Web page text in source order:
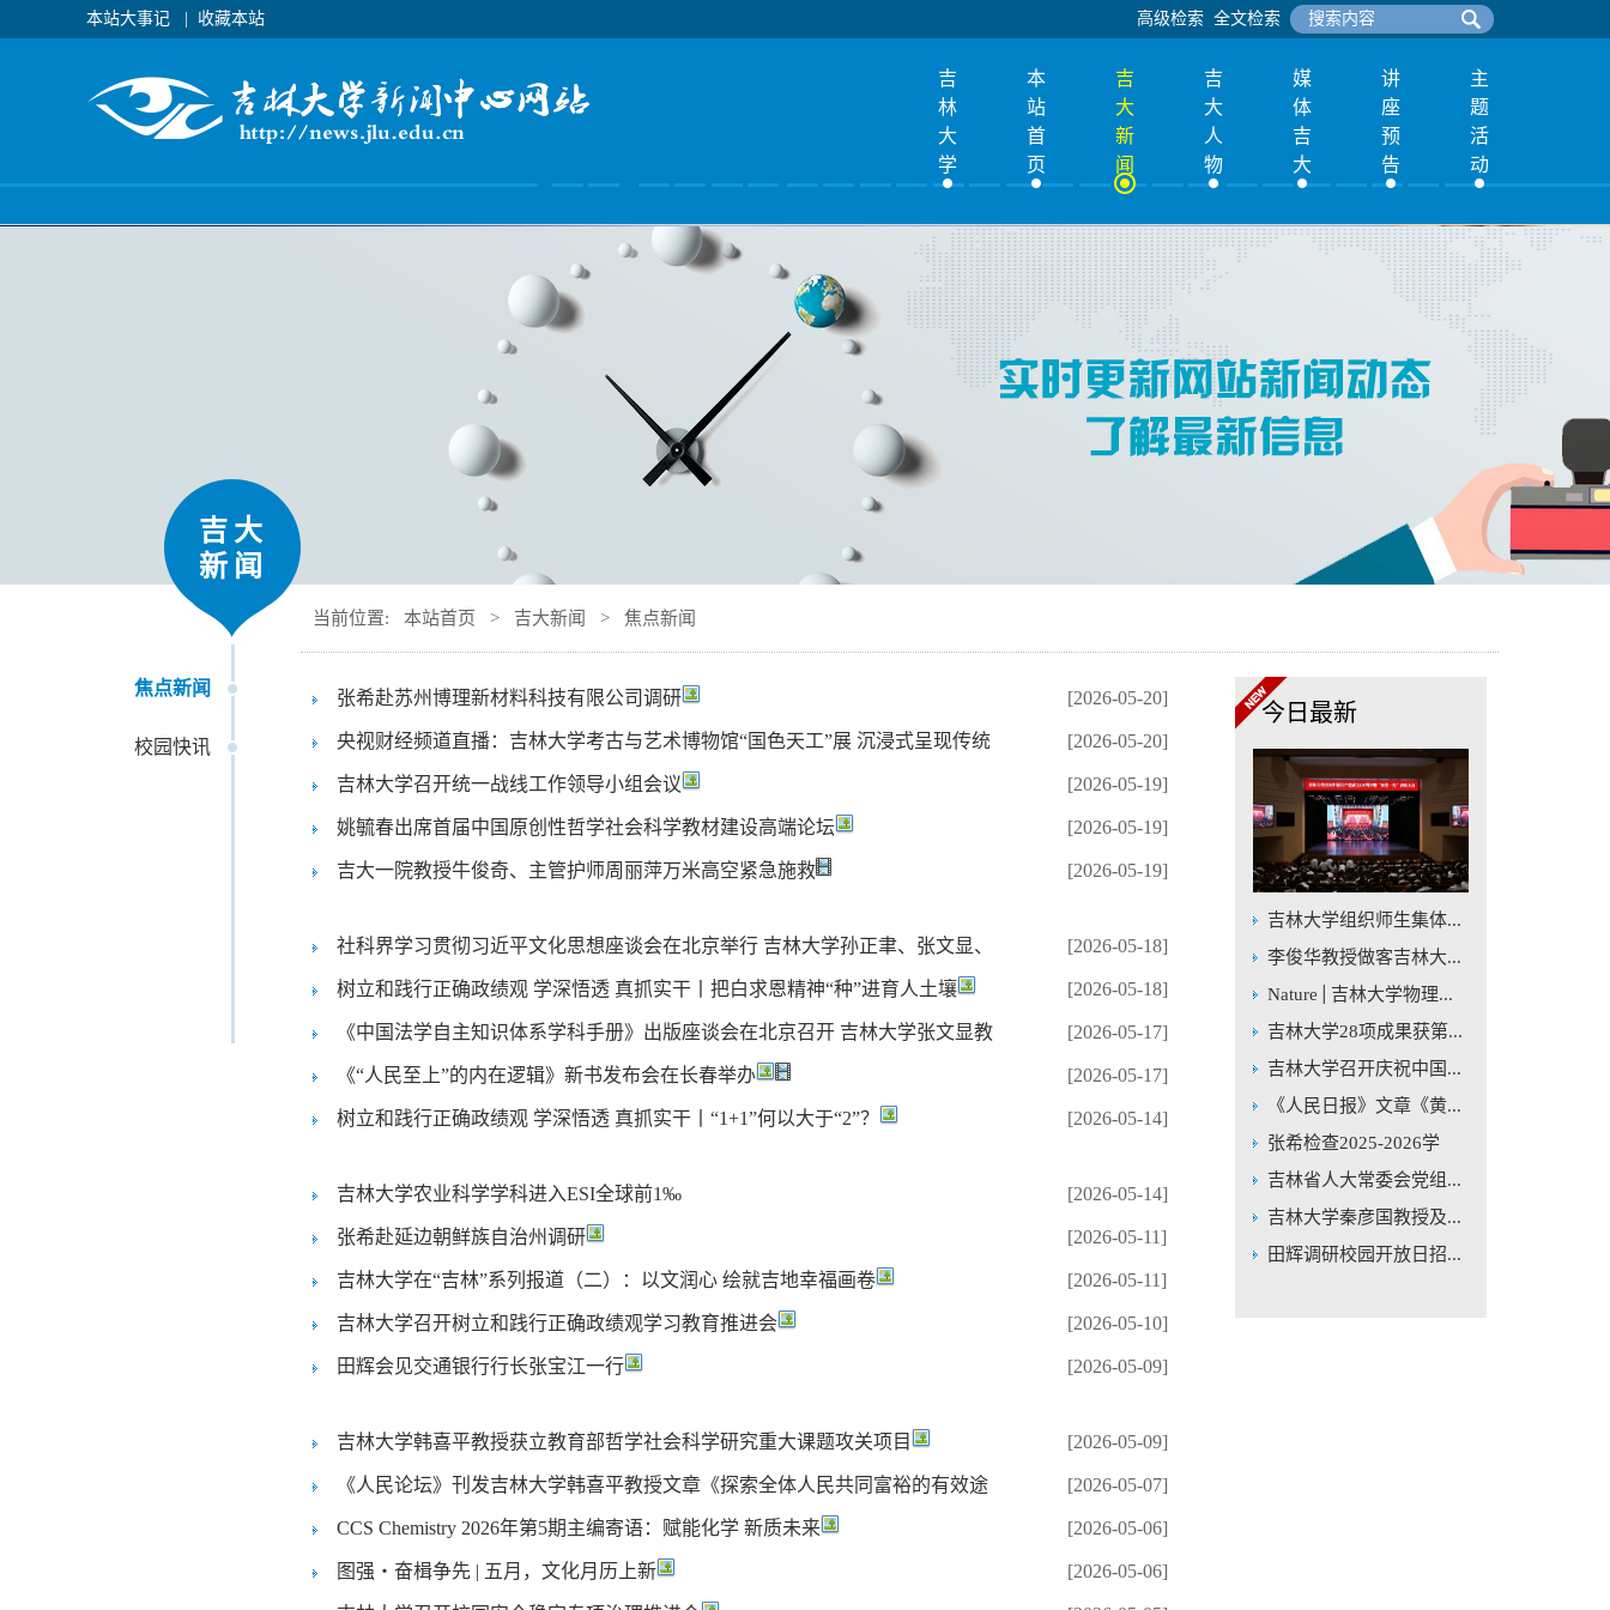
本站大事记 收藏本站 高级检索 全文检索
吉
林
大
学
本
站
首
页
吉
大
新
闻
吉
大
人
物
媒
体
吉
大
讲
座
预
告
主
题
活
动
吉大
新闻
焦点新闻
校园快讯
当前位置: 本站首页 > 吉大新闻 > 焦点新闻
张希赴苏州博理新材料科技有限公司调研 [2026-05-20]
央视财经频道直播：吉林大学考古与艺术博物馆“国色天工”展 沉浸式呈现传统
技艺之美
[2026-05-20]
吉林大学召开统一战线工作领导小组会议 [2026-05-19]
姚毓春出席首届中国原创性哲学社会科学教材建设高端论坛 [2026-05-19]
吉大一院教授牛俊奇、主管护师周丽萍万米高空紧急施救 [2026-05-19]
社科界学习贯彻习近平文化思想座谈会在北京举行 吉林大学孙正聿、张文显、
韩喜平参会
[2026-05-18]
树立和践行正确政绩观 学深悟透 真抓实干丨把白求恩精神“种”进育人土壤 [2026-05-18]
《中国法学自主知识体系学科手册》出版座谈会在北京召开 吉林大学张文显教
授领衔编写
[2026-05-17]
《“人民至上”的内在逻辑》新书发布会在长春举办 [2026-05-17]
树立和践行正确政绩观 学深悟透 真抓实干丨“1+1”何以大于“2”？ [2026-05-14]
吉林大学农业科学学科进入ESI全球前1‰ [2026-05-14]
张希赴延边朝鲜族自治州调研 [2026-05-11]
吉林大学在“吉林”系列报道（二）：以文润心 绘就吉地幸福画卷 [2026-05-11]
吉林大学召开树立和践行正确政绩观学习教育推进会 [2026-05-10]
田辉会见交通银行行长张宝江一行 [2026-05-09]
吉林大学韩喜平教授获立教育部哲学社会科学研究重大课题攻关项目 [2026-05-09]
《人民论坛》刊发吉林大学韩喜平教授文章《探索全体人民共同富裕的有效途
径》
[2026-05-07]
CCS Chemistry 2026年第5期主编寄语：赋能化学 新质未来 [2026-05-06]
图强・奋楫争先 | 五月，文化月历上新 [2026-05-06]
今日最新
吉林大学组织师生集体...
李俊华教授做客吉林大...
Nature│吉林大学物理...
吉林大学28项成果获第...
吉林大学召开庆祝中国...
《人民日报》文章《黄...
张希检查2025-2026学
吉林省人大常委会党组...
吉林大学秦彦国教授及...
田辉调研校园开放日招...